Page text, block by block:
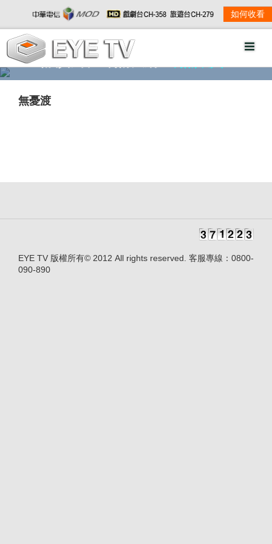
如何收看
精彩影音 劇情大綱
無憂渡
EYE TV 版權所有© 2012 All rights reserved. 客服專線：0800-
090-890